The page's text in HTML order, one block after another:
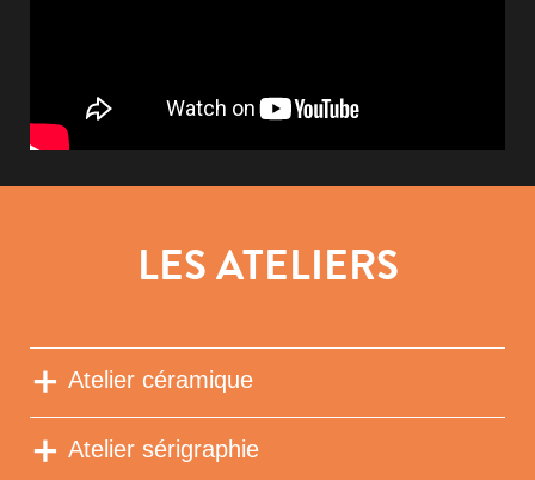
LES ATELIERS
Atelier céramique
Atelier sérigraphie